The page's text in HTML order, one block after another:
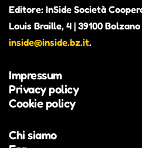
Editore: InSide Società
Louis Braille, 4 | 39100 Bolzano
inside@inside.bz.it.
Impressum
Privacy policy
Cookie policy
Chi siamo